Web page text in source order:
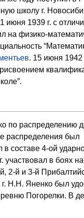
школу г.
июня 1939 г. с
нафизико-
. 15 июня 1942
по распределению
распределения был
составе 4-ой
участвовал в боях
2-й и 3-й
Н.Н. Яненко был
Погорелки. В